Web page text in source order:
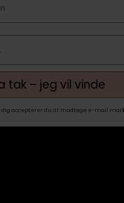
tak – jeg vil vinde
accepterer du at modtage e-mail